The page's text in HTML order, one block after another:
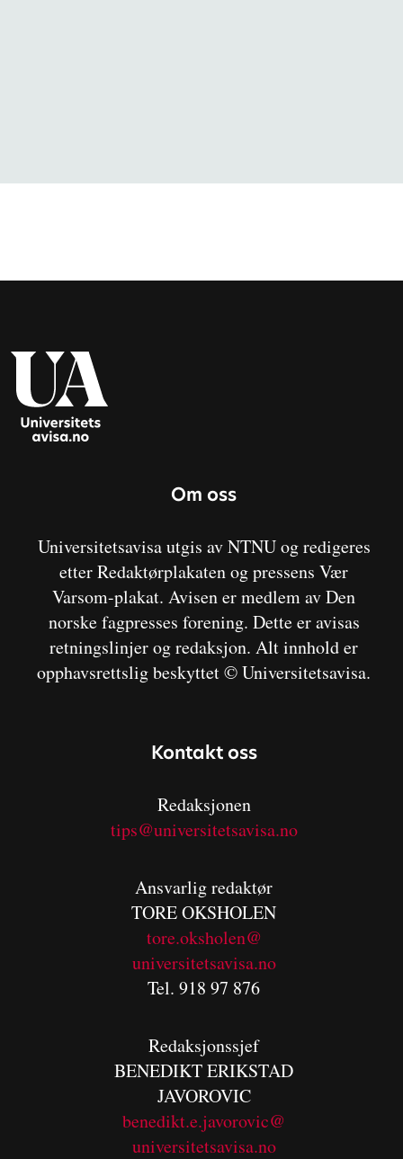
Om oss
Universitetsavisa utgis av NTNU og redigeres
etter Redaktørplakaten og pressens Vær
Varsom-plakat. Avisen er medlem av Den
norske fagpresses forening. Dette er avisas
retningslinjer og redaksjon. Alt innhold er
opphavsrettslig beskyttet © Universitetsavisa.
Kontakt oss
Redaksjonen
tips@universitetsavisa.no
Ansvarlig redaktør
TORE OKSHOLEN
tore.oksholen@
universitetsavisa.no
Tel. 918 97 876
Redaksjonssjef
BENEDIKTERIKSTAD
JAVOROVIC
benedikt.e.javorovic@
universitetsavisa.no